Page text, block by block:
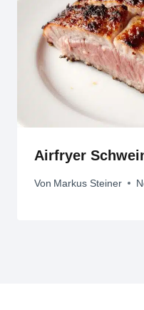
Airfryer
Von Markus Steiner